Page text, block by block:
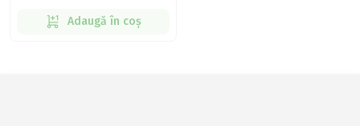
Adaugă în coș